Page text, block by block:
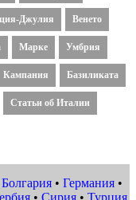
Джулия Венето
Марке Умбрия
Кампания Базиликата
Статьи об Италии
Болгария • Германия •